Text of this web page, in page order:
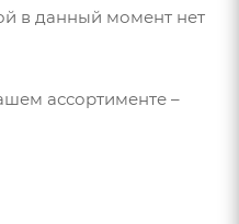
в данный момент нет
ассортименте –